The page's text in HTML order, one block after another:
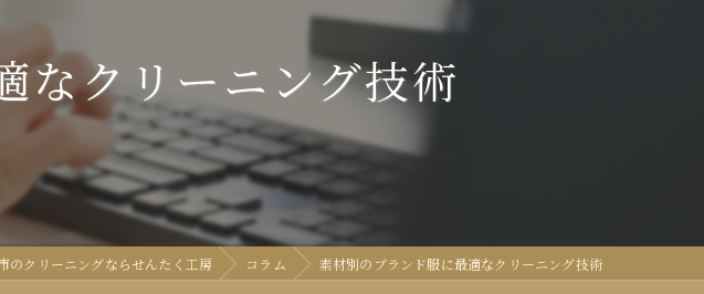
ブランド
アプリ
なクリーニング技術
のクリーニングならせんたく工房 コラム 素材別のブランド服に最適なクリーニング技術